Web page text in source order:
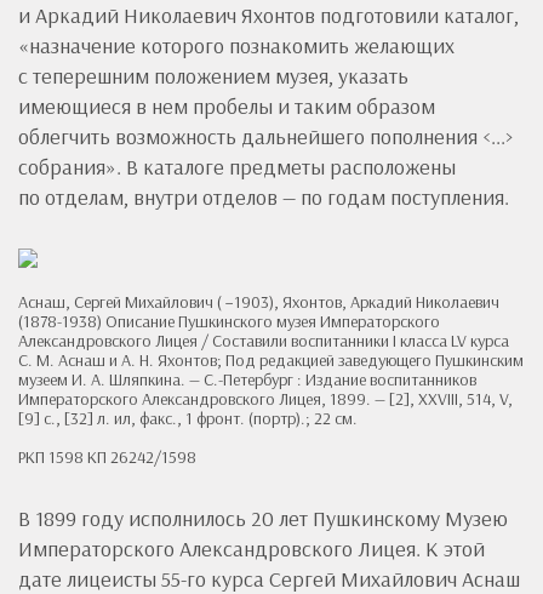
и Аркадий Николаевич Яхонтов подготовили каталог,
«назначение которого познакомить желающих
с теперешним положением музея, указать
имеющиеся в нем пробелы и таким образом
облегчить возможность дальнейшего пополнения <...>
собрания». В каталоге предметы расположены
по отделам, внутри отделов — по годам поступления.
Аснаш, Сергей Михайлович ( −1903), Яхонтов, Аркадий Николаевич
(1878-1938) Описание Пушкинского музея Императорского
Александровского Лицея / Составили воспитанники I класса LV курса
С. М. Аснаш и А. Н. Яхонтов; Под редакцией заведующего Пушкинским
музеем И. А. Шляпкина. — С.-Петербург : Издание воспитанников
Императорского Александровского Лицея, 1899. — [2], XXVIII, 514, V,
[9] с., [32] л. ил, факс., 1 фронт. (портр).; 22 см.
РКП 1598 КП 26242/1598
В 1899 году исполнилось 20 лет Пушкинскому Музею
Императорского Александровского Лицея. К этой
дате лицеисты 55-го курса Сергей Михайлович Аснаш